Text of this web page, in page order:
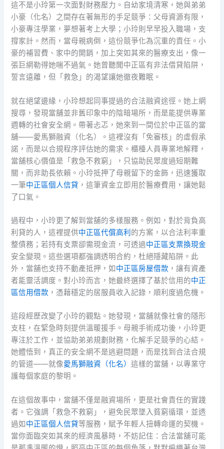
這不是小玲第一次面對財務壓力。自幼家境清寒，她與弟弟
小豪（化名）之間存在著無形的手足競爭：父母資源有限，
小豪專注學業，夢想著考上大學；小玲則早早投入職場，支
撐家計。然而，當母親病倒，這份競爭化為沉重的責任。小
豪的補習費、家中的開銷，加上突如其來的醫療支出，像一
張巨網勒得她喘不過氣。她曾聽聞中正區有非法借貸陷阱，
誓言遠離，但「救急」的渴望讓她徹夜難眠。
就在絕望邊緣，小玲想起同事提過的合法融資途徑。她上網
搜尋，發現當舖並非舊印象中的陰暗場所，而是能提供專業
週轉的社會安全網。帶著忐忑，她來到一間位於中正區的當
舖——愛馬獅融資（化名）。這裡沒有「免審核」的虛假承
諾，而是以合規程序評估她的需求。櫃檯人員專業地解釋，
當舖核心價值是「救急不救窮」，只協助民眾度過短期難
關，而非助長依賴。小玲抵押了母親留下的金飾，迅速獲取
一筆中正區個人信貸 ，這筆資金立即用於醫療費用，讓她鬆
了口氣。
過程中，小玲更了解到當舖的多樣服務。例如，對於背負高
利貸的人，這裡提供中正區代償高利 的方案，以合法利率重
整債務；若持有支票卻需現金流，可透過中正區支票換現金
安全變現。這些選項都強調透明合約，杜絕隱藏陷阱。此
外，當舖也支持不動產抵押，如中正區房屋借款 ，讓有資產
者能靈活調度。對小玲而言，她最終選擇了基於信用的中正
區信用借款 ，憑藉穩定的居服員收入記錄，順利度過危機。
這段經歷改變了小玲的觀點。她發現，當舖就像社會的隱形
支柱，在緊急時刻提供溫暖援手。母親手術成功後，小玲更
專注於工作，並協助弟弟規劃財務，化解手足競爭的心結。
她體悟到，真正的安全網不是逃避問題，而是找到合法合規
的管道——就像愛馬獅融資（化名）這樣的當舖，以專業守
護每個家庭的黎明。
在這個故事中，當舖不僅是融資場所，更是社會責任的實踐
者。它強調「救急不救窮」，避免民眾墜入貧窮循環，並透
過如中正區個人信貸等服務，賦予年輕人扭轉命運的契機。
當你面臨突如其來的經濟風暴時，不妨記住：合法當舖可能